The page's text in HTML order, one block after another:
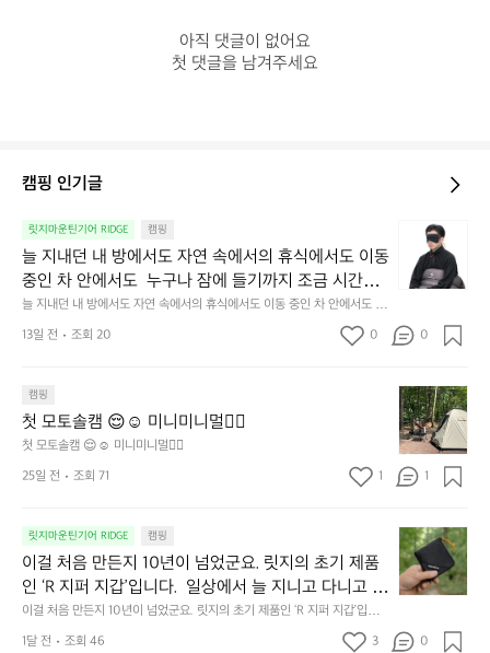
아직 댓글이 없어요
첫 댓글을 남겨주세요
캠핑 인기글
릿지마운틴기어 RIDGE 캠핑
늘 지내던 내 방에서도 자연 속에서의 휴식에서도 이동
중인 차 안에서도  누구나 잠에 들기까지 조금 시간이
걸리는 순간이 있습니다.  그럴 때는 차분하게 눈을 가
려보세요. 마치 암막 커튼을 조용히 내리듯이.  Polarte
c® Wind Pro™의 온기가 눈가를 포근히 감싸줍니다.
줍니다.  이 슬립 웜을 쓰는 것만으로 그곳은 나만의 밤
이 됩니다.  안녕히 주무세요.
늘 지내던 내 방에서도 자연 속에서의 휴식에서도 이동 중인 차 안에서도  누
구나 잠에 들기까지 조금 시간이 걸리는 순간이 있습니다.  그럴 때는 차분하
게 눈을 가려보세요. 마치 암막 커튼을 조용히 내리듯이.  Polartec® Wind
밤이 됩니다.  안녕히 주무세요.
내
던
방
도
자
연
속
에
의
휴
식
에
도
이
13일 전 조회 20 0 0
캠핑
첫 모토솔캠 😌☺️ 미니미니멀👌🏼
첫 모토솔캠 😌☺️ 미니미니멀👌🏼
첫
모
토
솔
캠
☺️
미
니
미
멀
25일 전 조회 71 1 1
릿지마운틴기어 RIDGE 캠핑
이걸 처음 만든지 10년이 넘었군요. 릿지의 초기 제품
인 ‘R 지퍼 지갑’입니다.  일상에서 늘 지니고 다니고 싶
어지는 물건에는 크기, 무게, 형태, 색감 사이의 아주 미
묘한 밸런스가 존재합니다.  예를 들자면 일에 집중하
이걸 처음 만든지 10년이 넘었군요. 릿지의 초기 제품인 ‘R 지퍼 지갑’입니
다.  일상에서 늘 지니고 다니고 싶어지는 물건에는 크기, 무게, 형태, 색감
사이의 아주 미묘한 밸런스가 존재합니다.  예를 들자면 일에 집중하느라 책
이
걸
처
음
든
1달 전 조회 46 3 0